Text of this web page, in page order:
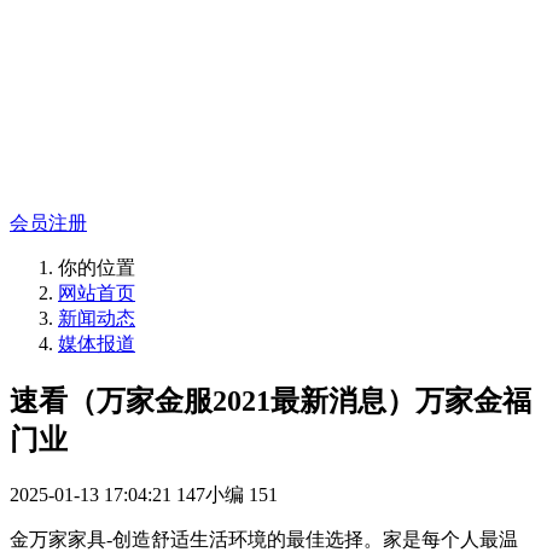
会员注册
你的位置
网站首页
新闻动态
媒体报道
速看（万家金服2021最新消息）万家金福
门业
2025-01-13 17:04:21 147小编 151
金万家家具-创造舒适生活环境的最佳选择。家是每个人最温